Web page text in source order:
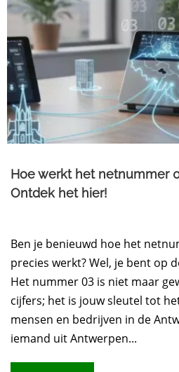
Hoe werkt het netnummer
Ontdek het hier!
Ben je benieuwd hoe het
precies werkt? Wel, je bent op
Het nummer 03 is niet maar
cijfers; het is jouw sleutel tot
mensen en bedrijven in de
iemand uit Antwerpen...